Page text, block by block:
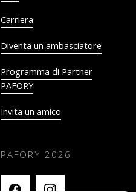
Carriera
Diventa un ambasciatore
Programma di Partner
PAFORY
Invita un amico
PAFORY 2026